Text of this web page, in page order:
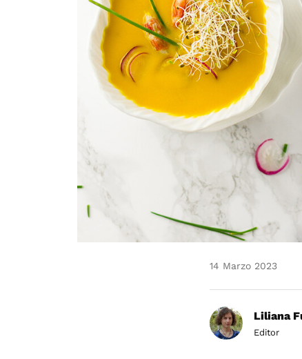
14 Marzo 2023
Liliana
Editor